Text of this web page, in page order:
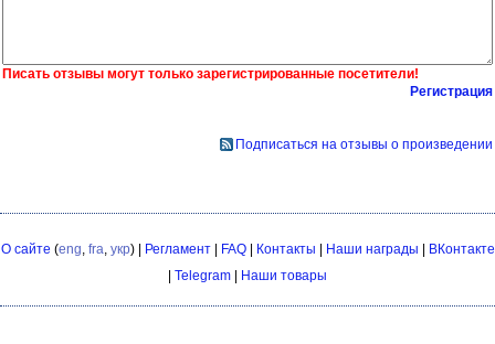
Писать отзывы могут только зарегистрированные посетители!
Регистрация
Подписаться на отзывы о произведении
О сайте (eng, fra, укр) | Регламент| FAQ| Контакты Наши награды
ВКонтакте
Telegram Наши товары